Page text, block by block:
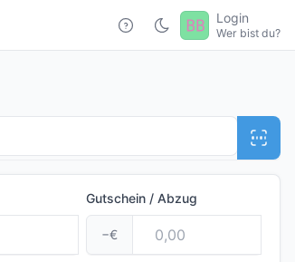
Login
Wer bist du?
Gutschein / Abzug
−€